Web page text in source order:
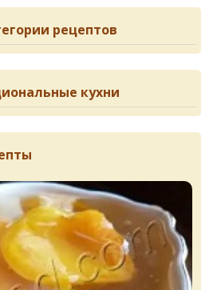
рецептов
кухни